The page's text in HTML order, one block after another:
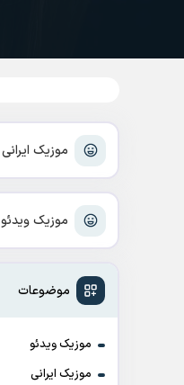
موزیک ایرانی
موزیک ویدئو
موضوعات
موزیک ویدئو
موزیک ایرانی